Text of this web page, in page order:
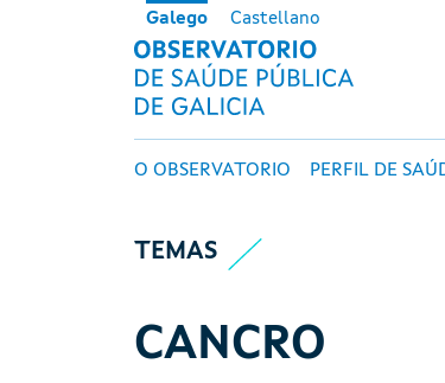
Ir o contido principalGalego Castellano
Navegación
O OBSERVATORIO PERFIL DE
TEMAS
CANCRO